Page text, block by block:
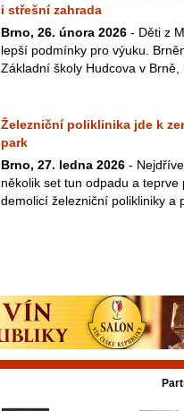
i střešní zahrada
Brno, 26. února 2026 - Děti z
lepší podmínky pro výuku.
Základní školy Hudcova v Brně,
Železniční poliklinika jde k
park
Brno, 27. ledna 2026 -
několik set tun odpadu a
demolicí železniční polikliniky a